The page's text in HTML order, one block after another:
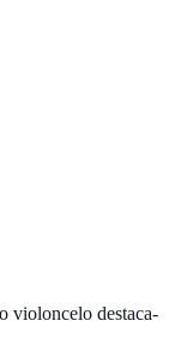
violoncelo destaca-